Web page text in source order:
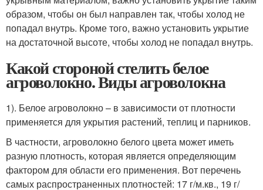
образом, чтобы он был направлен так, чтобы холод не
попадал внутрь. Кроме того, важно установить укрытие
на достаточной высоте, чтобы холод не попадал внутрь.
Какой стороной стелить белое
агроволокно. Виды агроволокна
1). Белое агроволокно – в зависимости от плотности
применяется для укрытия растений, теплиц и парников.
В частности, агроволокно белого цвета может иметь
разную плотность, которая является определяющим
фактором для области его применения. Вот перечень
самых распространенных плотностей: 17 г/м.кв., 19 г/